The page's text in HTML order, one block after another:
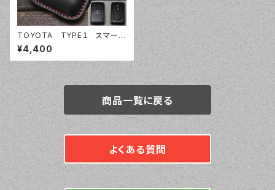
TOYOTA TYPE１ スマート
キーケース スマートキーカバ
ー オーダーメイド 本革レザ
ー トヨタ
¥4,400
商品一覧に戻る
よくある質問